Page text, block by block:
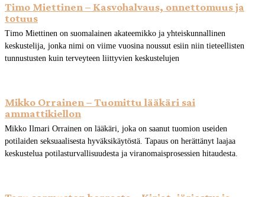
Timo Miettinen – Kasvohalvaus, onnettomuus ja
totuus
Timo Miettinen on suomalainen akateemikko ja yhteiskunnallinen
keskustelija, jonka nimi on viime vuosina noussut esiin niin tieteellisten
tunnustusten kuin terveyteen liittyvien keskustelujen
Mikko Orrainen – Tuomittu lääkäri sai
ammattikiellon
Mikko Ilmari Orrainen on lääkäri, joka on saanut tuomion useiden
potilaiden seksuaalisesta hyväksikäytöstä. Tapaus on herättänyt laajaa
keskustelua potilasturvallisuudesta ja viranomaisprosessien hitaudesta.